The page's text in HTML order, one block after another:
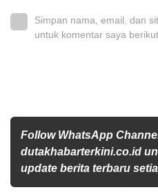
Simpan nama, email, dan
untuk komentar saya
Follow WhatsApp
dutakhabarterkini.co.id
update berita terbaru